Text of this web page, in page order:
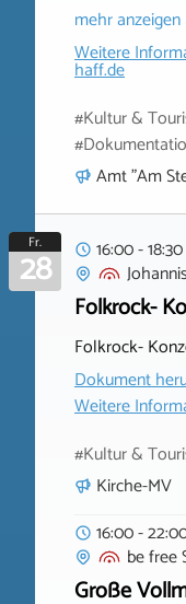
mehr anzeigen
Weitere
haff.de
#Kultur &
Amt "Am
Fr.
28
16:00 -
Folkrock-
Folkrock-
Dokument
Weitere
#Kultur &
Kirche-MV
16:00 -
be free
Große